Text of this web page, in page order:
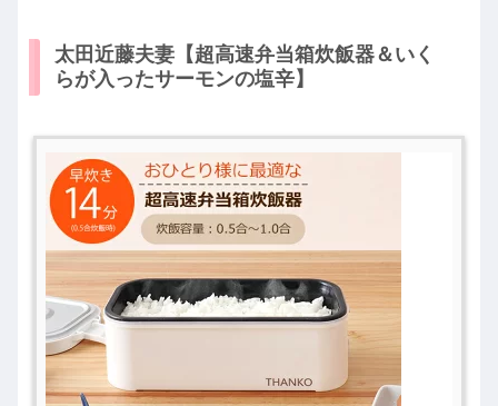
太田近藤夫妻【超高速弁当箱炊飯器＆いく
らが入ったサーモンの塩辛】